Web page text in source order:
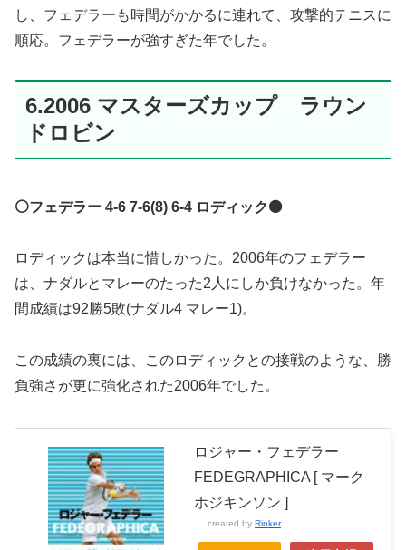
し、フェデラーも時間がかかるに連れて、攻撃的テニスに
順応。フェデラーが強すぎた年でした。
6.2006 マスターズカップ ラウン
ドロビン
⚪️フェデラー 4-6 7-6(8) 6-4 ロディック⚫️
ロディックは本当に惜しかった。2006年のフェデラー
は、ナダルとマレーのたった2人にしか負けなかった。年
間成績は92勝5敗(ナダル4 マレー1)。
この成績の裏には、このロディックとの接戦のような、勝
負強さが更に強化された2006年でした。
ロジャー・フェデラー
FEDEGRAPHICA [ マーク
ホジキンソン ]
created by Rinker